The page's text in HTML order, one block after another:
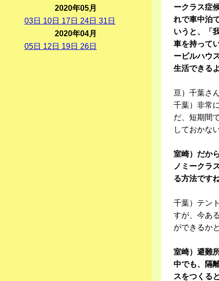
ークラス症
れで車中泊
いうと、「
車を持って
ービルハウ
生活できる
亘）千葉さ
千葉）非常
だ、短期間
しておかな
室崎）だか
ノミークラ
る方法です
千葉）テン
すが、今あ
ができるか
室崎）避難
中でも、隔
スをつくる
2020年05月
03日 10日 17日 24日 31 日
2020年04月
05日 12 日 19日 26日